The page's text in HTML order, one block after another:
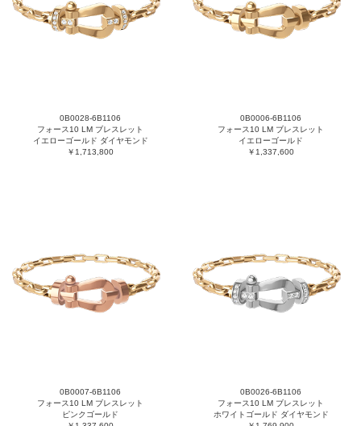
0B0028-6B1106
フォース10 LM ブレスレット
イエローゴールド ダイヤモンド
￥1,713,800
0B0006-6B1106
フォース10 LM ブレスレット
イエローゴールド
￥1,337,600
0B0007-6B1106
フォース10 LM ブレスレット
ピンクゴールド
0B0026-6B1106
フォース10 LM ブレスレット
ホワイトゴールド ダイヤモンド